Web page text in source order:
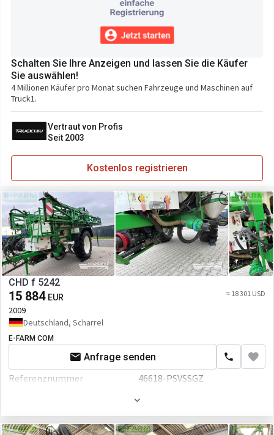
Schalten Sie Ihre Anzeigen und lassen Sie die Käufer
Sie auswählen!
4 Millionen Käufer pro Monat suchen Fahrzeuge und Maschinen auf
Truck1.
Vertraut von Profis
Seit 2003
Kostenlos registrieren
CHD f 5242
15 884 EUR ≈ 18 301 USD
2009
Deutschland, Scharrel
E-FARM COM
Anfrage senden
Referenznummer
46618-PSVSSGZ
390 mm